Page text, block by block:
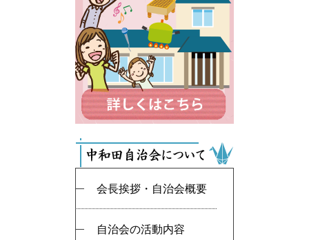
会長挨拶・自治会概要
自治会の活動内容